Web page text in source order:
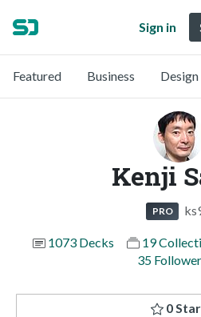
Sign in
Featured Business Design
Kenji
PRO
1073 Decks 19
35
0